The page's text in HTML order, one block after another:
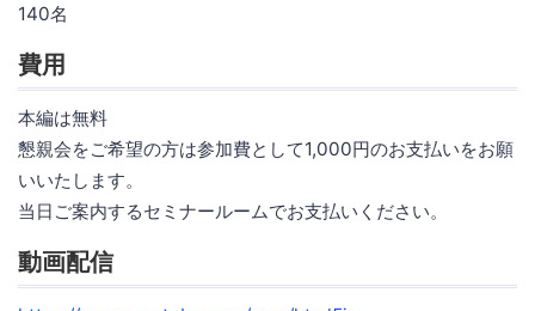
140名
費用
本編は無料
懇親会をご希望の方は参加費として1,000円のお支払いをお願
いいたします。
当日ご案内するセミナールームでお支払いください。
動画配信